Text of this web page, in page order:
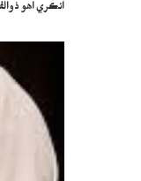
انڪري اهو